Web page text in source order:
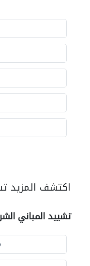
اكتشف المزيد
تشييد المباني